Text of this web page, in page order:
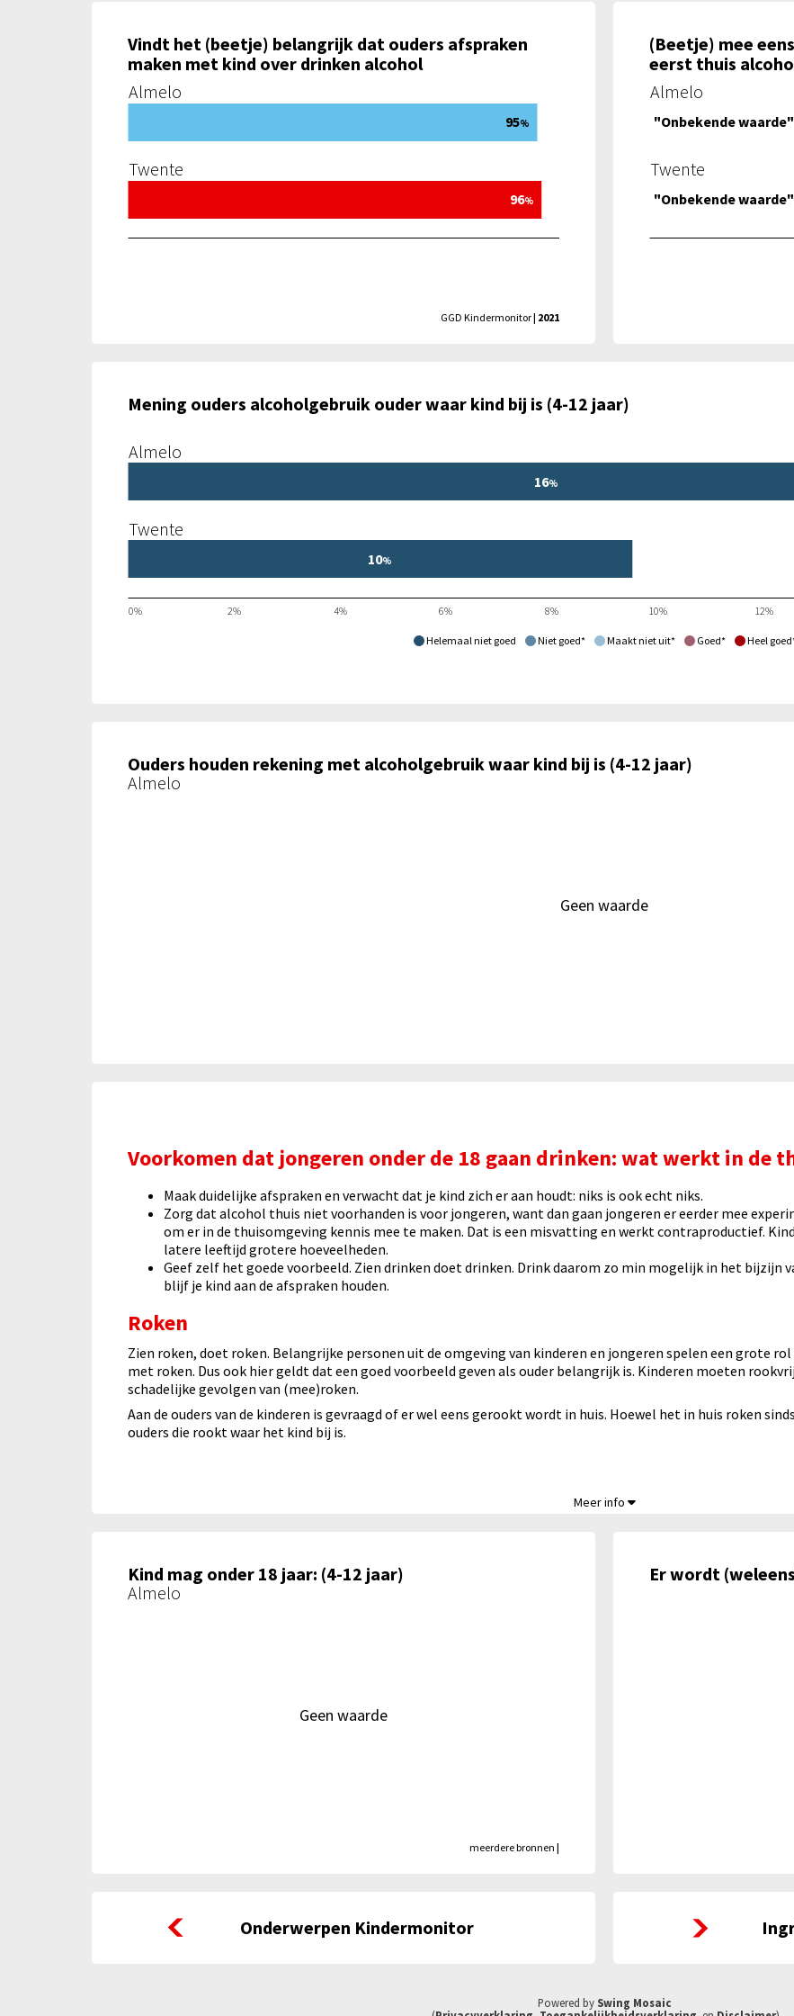
Vindt het (beetje) belangrijk dat ouders afspraken
maken met kind over drinken alcohol
Twente
Almelo
96%
95%
GGD Kindermonitor| 2021
(Beetje) mee
eerst thuis
Twente
Almelo
"Onbekende waarde"
"Onbekende waarde"
Mening ouders alcoholgebruik ouder waar kind bij is (4-12 jaar)
Helemaal niet goed Niet goed* Maakt niet uit* Goed* Heel
0% 2% 4% 6% 8% 10% 12%
Twente
Almelo
10%
16%
Ouders houden rekening met alcoholgebruik waar kind bij is (4-12 jaar)
Almelo
Geen waarde
Voorkomen dat jongeren onder de 18 gaan drinken: wat werkt in de
Maak duidelijke afspraken en verwacht dat je kind zich er aan houdt: niks is ook echt niks.
Zorg dat alcohol thuis niet voorhanden is voor jongeren, want dan gaan jongeren er eerder mee
om er in de thuisomgeving kennis mee te maken. Dat is een misvatting en werkt contraproductief.
latere leeftijd grotere hoeveelheden.
Geef zelf het goede voorbeeld. Zien drinken doet drinken. Drink daarom zo min mogelijk in het bijzijn
blijf je kind aan de afspraken houden.
Roken
Zien roken, doet roken. Belangrijke personen uit de omgeving van kinderen en jongeren spelen een grote
met roken. Dus ook hier geldt dat een goed voorbeeld geven als ouder belangrijk is. Kinderen moeten
schadelijke gevolgen van (mee)roken.
Aan de ouders van de kinderen is gevraagd of er wel eens gerookt wordt in huis. Hoewel het in huis roken
ouders die rookt waar het kind bij is.
,Meer info
Kind mag onder 18 jaar: (4-12 jaar)
Almelo
Geen waarde
meerdere bronnen |
Er wordt
Onderwerpen Kindermonitor
Onderwerpen Kindermonitor Ingrijpende
Powered by Swing Mosaic